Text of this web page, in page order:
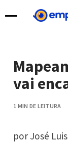
Pular para o
vai
1 MIN DE LEITURA
por José